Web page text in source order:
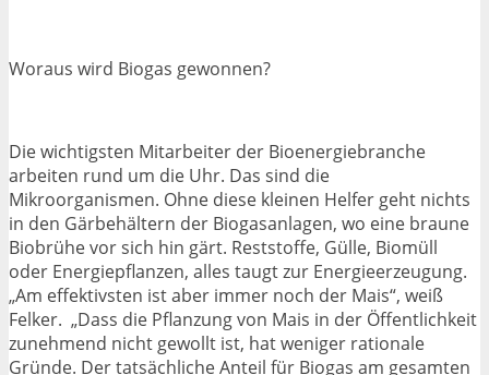
Woraus wird Biogas gewonnen?
Die wichtigsten Mitarbeiter der Bioenergiebranche
arbeiten rund um die Uhr. Das sind die
Mikroorganismen. Ohne diese kleinen Helfer geht nichts
in den Gärbehältern der Biogasanlagen, wo eine braune
Biobrühe vor sich hin gärt. Reststoffe, Gülle, Biomüll
oder Energiepflanzen, alles taugt zur Energieerzeugung.
„Am effektivsten ist aber immer noch der Mais“, weiß
Felker. „Dass die Pflanzung von Mais in der Öffentlichkeit
zunehmend nicht gewollt ist, hat weniger rationale
Gründe. Der tatsächliche Anteil für Biogas am gesamten